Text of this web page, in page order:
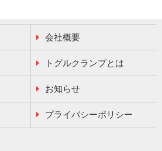
会社概要
トグルクランプとは
お知らせ
プライバシーポリシー